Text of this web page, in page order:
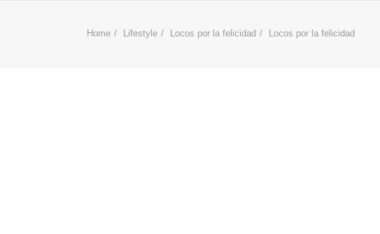
Home Lifestyle Locos por la felicidad Locos por la felicidad